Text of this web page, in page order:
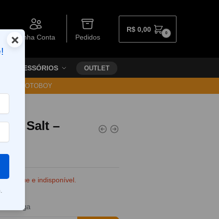
Minha Conta Pedidos
R$ 0,00 0
ACESSÓRIOS OUTLET
VIA MOTOBOY
Salt –
estoque e indisponível.
entrega
×